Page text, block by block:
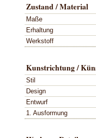
Zustand / Material
Maße
Erhaltung
Werkstoff
Kunstrichtung /
Stil
Design
Entwurf
1. Ausformung